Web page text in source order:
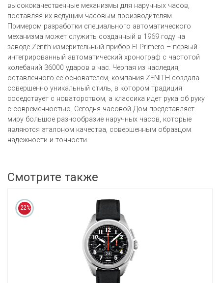
высококачественные механизмы для наручных часов,
поставляя их ведущим часовым производителям.
Примером разработки специального автоматического
механизма может служить созданный в 1969 году на
заводе Zenith измерительный прибор El Primero – первый
интегрированный автоматический хронограф с частотой
колебаний 36000 ударов в час. Черпая из наследия,
оставленного ее основателем, компания ZENITH создала
совершенно уникальный стиль, в котором традиция
соседствует с новаторством, а классика идет рука об руку
с современностью. Сегодня часовой Дом представляет
миру большое разнообразие наручных часов, которые
являются эталоном качества, совершенным образцом
надежности и точности.
Смотрите также
22%